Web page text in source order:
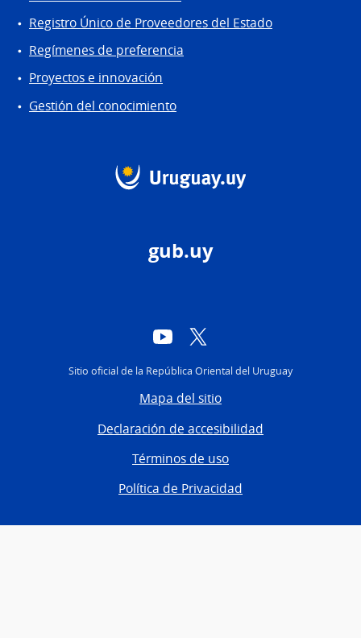
Registro Único de Proveedores del Estado
Regímenes de preferencia
Proyectos e innovación
Gestión del conocimiento
gub.uy
YouTube
Sitio oficial de la República Oriental del Uruguay
Mapa del sitio
Declaración de accesibilidad
Términos de uso
Política de Privacidad